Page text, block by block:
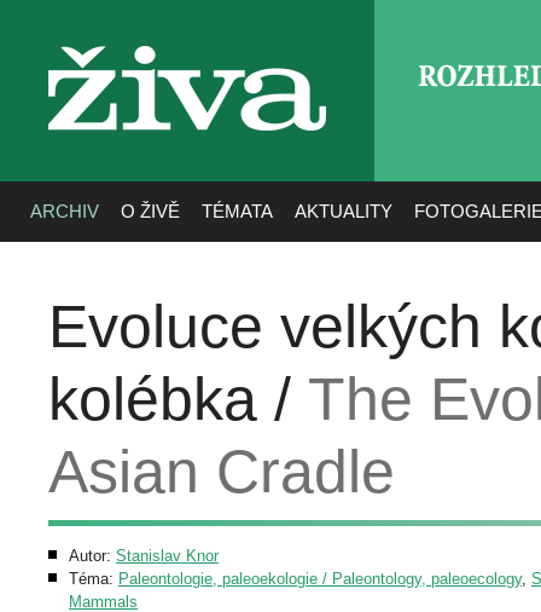
živa
ARCHIV O ŽIVĚ TÉMATA AKTUALITY
Evoluce velkých
kolébka / The
Asian Cradle
Autor: Stanislav Knor
Téma: Paleontologie, paleoekologie / Paleontology, paleoecology,
Mammals